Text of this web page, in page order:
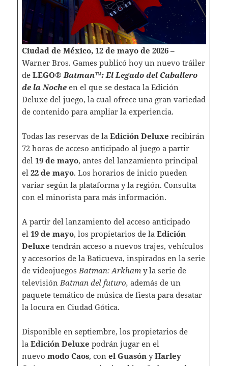
Ciudad de México, 12 de mayo de 2026 –
Warner Bros. Games publicó hoy un nuevo tráiler
de LEGO®Batman™: El Legado del Caballero
de la Nocheen el que se destaca la Edición
Deluxe del juego, la cual ofrece una gran variedad
de contenido para ampliar la experiencia.
Todas las reservas de la Edición Deluxe recibirán
72 horas de acceso anticipado al juego a partir
del 19 de mayo, antes del lanzamiento principal
el 22 de mayo. Los horarios de inicio pueden
variar según la plataforma y la región. Consulta
con el minorista para más información.
A partir del lanzamiento del acceso anticipado
el 19 de mayo, los propietarios de la Edición
Deluxe tendrán acceso a nuevos trajes, vehículos
y accesorios de la Baticueva, inspirados en la serie
de videojuegosBatman: Arkhamy la serie de
televisiónBatman del futuro, además de un
paquete temático de música de fiesta para desatar
la locura en Ciudad Gótica.
Disponible en septiembre, los propietarios de
la Edición Deluxe podrán jugar en el
nuevo modo Caos, con el GuasónyHarley